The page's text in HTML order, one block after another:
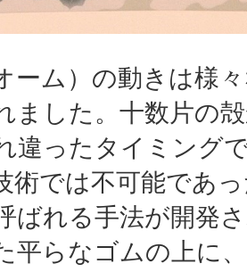
ーム）の動きは様
ました。十数片の
違ったタイミング
術では不可能であ
ばれる手法が開発
平らなゴムの上に